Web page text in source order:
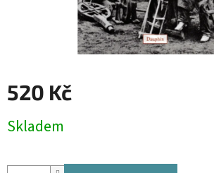
520 Kč
cena:
Skladem